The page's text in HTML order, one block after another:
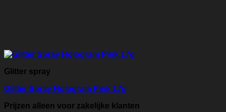
Glitter spray
Glitter Spray Hologram Pink 17g
Prijzen alleen voor zakelijke klanten